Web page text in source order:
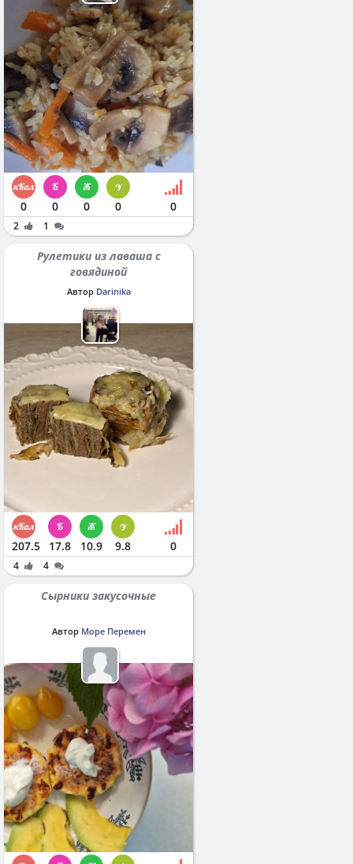
0 0 0 0 0
2 1
Рулетики из лаваша с
говядиной
Автор Darinika
207.5 17.8 10.9 9.8 0
4 4
Сырники закусочные
Автор Море Перемен